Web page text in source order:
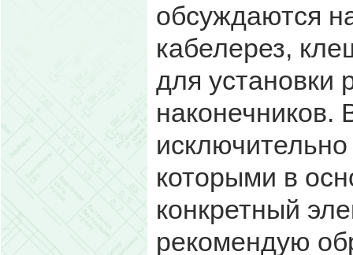
обсуждаются
кабелерез,
для установки
наконечников.
которыми в
конкретный
рекомендую